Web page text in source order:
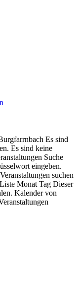
Es sind
Es sind keine
Suche
eingeben.
suchen
Monat Tag Dieser
Kalender von